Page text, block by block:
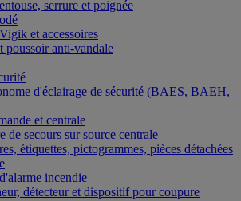
serrure et poignée
et accessoires
poussoir anti-vandale
d'éclairage de sécurité (BAES, BAEH,
et centrale
de secours sur source centrale
étiquettes, pictogrammes, pièces détachées
incendie
détecteur et dispositif pour coupure